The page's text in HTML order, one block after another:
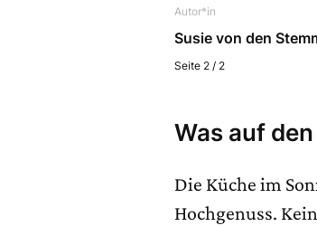
Autor*in
Susie von den
Seite 2 / 2
Was auf
Die Küche im
Hochgenuss.